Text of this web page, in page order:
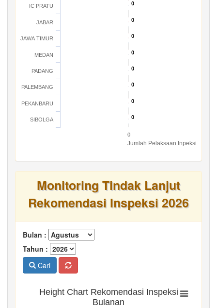
Jumlah Pelaksaan Inpeksi
0
0
0
0
0
0
0
0
0
0
0
0
0
0
0
0
IC PRATU
JABAR
JAWA TIMUR
MEDAN
PADANG
PALEMBANG
PEKANBARU
SIBOLGA
0
Monitoring Tindak Lanjut
Rekomendasi Inspeksi 2026
Bulan :
Tahun :
Cari
Height Chart Rekomendasi Inspeksi
Bulanan